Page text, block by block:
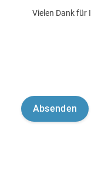
Vielen Dank für